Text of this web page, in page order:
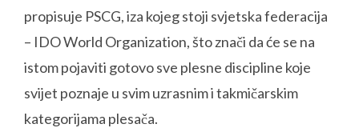
propisuje PSCG, iza kojeg stoji svjetska federacija
– IDO World Organization, što znači da će se na
istom pojaviti gotovo sve plesne discipline koje
svijet poznaje u svim uzrasnim i takmičarskim
kategorijama plesača.